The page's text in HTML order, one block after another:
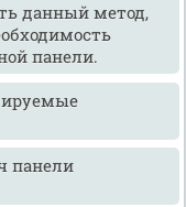
данный метод,
панели.
панели